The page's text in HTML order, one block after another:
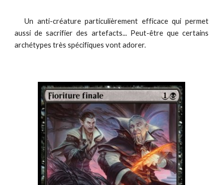
Un anti-créature particulièrement efficace qui permet
aussi de sacrifier des artefacts... Peut-être que certains
archétypes très spécifiques vont adorer.